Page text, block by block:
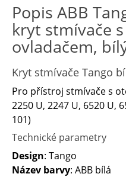
Popis ABB
kryt stmívače
ovladačem,
Kryt stmívače Tango
Pro přístroj stmívače s
2250 U, 2247 U, 6520 U,
101)
Technické parametry
Design: Tango
Název barvy: ABB bílá